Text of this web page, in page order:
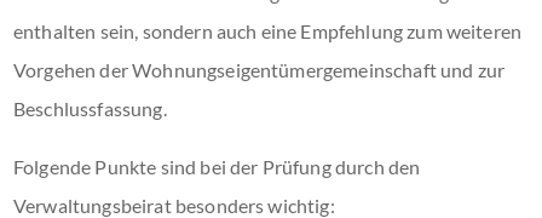
enthalten sein, sondern auch eine Empfehlung zum weiteren
Vorgehen der Wohnungseigentümergemeinschaft und zur
Beschlussfassung.
Folgende Punkte sind bei der Prüfung durch den
Verwaltungsbeirat besonders wichtig: